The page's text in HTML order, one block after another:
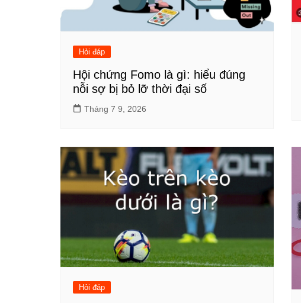
Hỏi đáp
Hội chứng Fomo là gì: hiểu đúng
nỗi sợ bị bỏ lỡ thời đại số
Tháng 7 9, 2026
Hỏi đáp